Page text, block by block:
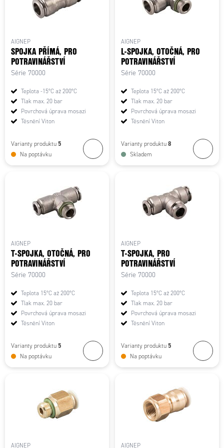
AIGNEP
SPOJKA PŘÍMÁ, PRO
POTRAVINÁŘSTVÍ
Série 70000
Teplota -15°C až 200°C
Tlak max. 20 bar
Povrchová úprava mosazi
Těsnění Viton
Varianty produktu 5
Na poptávku
AIGNEP
L-SPOJKA, OTOČNÁ, PRO
POTRAVINÁŘSTVÍ
Série 70000
Teplota 15°C až 200°C
Tlak max. 20 bar
Povrchová úprava mosazi
Těsnění Viton
Varianty produktu 8
Skladem
AIGNEP
T-SPOJKA, OTOČNÁ, PRO
POTRAVINÁŘSTVÍ
Série 70000
Teplota 15°C až 200°C
Tlak max. 20 bar
Povrchová úprava mosazi
Těsnění Viton
Varianty produktu 5
Na poptávku
AIGNEP
T-SPOJKA, PRO
POTRAVINÁŘSTVÍ
Série 70000
Teplota 15°C až 200°C
Tlak max. 20 bar
Povrchová úprava mosazi
Těsnění Viton
Varianty produktu 5
Na poptávku
AIGNEP AIGNEP